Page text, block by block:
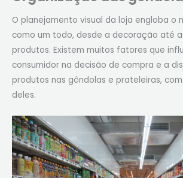
O planejamento visual da loja engloba o
como um todo, desde a decoração até
produtos. Existem muitos fatores que
consumidor na decisão de compra e a
produtos nas gôndolas e prateleiras,
deles.